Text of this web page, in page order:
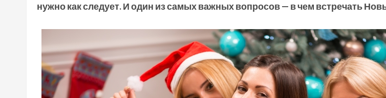
нужно как следует. И один из самых важных вопросов — в чем встречать